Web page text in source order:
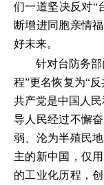
们一道坚决反对“
断增进同胞亲情
好未来。
针对台防务
程”更名恢复为“
共产党是中国人
导人民经过不懈
弱、沦为半殖民
主的新中国，仅
的工业化历程，